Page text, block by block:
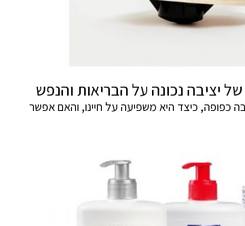
יציבה נכונה על הבריאות והנפש
כפופה, כיצד היא משפיעה על חיינו, והאם אפשר